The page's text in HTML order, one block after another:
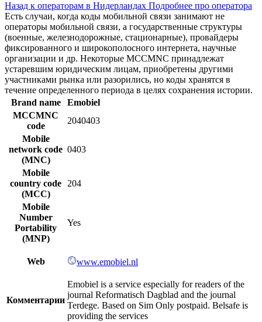
Назад к операторам в Нидерландах Подробнее про оператора
Есть случаи, когда коды мобильной связи занимают не
операторы мобильной связи, а государственные структуры
(военные, железнодорожные, стационарные), провайдеры
фиксированного и широкополосного интернета, научные
организации и др. Некоторые MCCMNC принадлежат
устаревшим юридическим лицам, приобретены другими
участниками рынка или разорились, но коды хранятся в
течение определенного периода в целях сохранения истории.
Brand name
Emobiel
MCCMNC
code
2040403
Mobile
network code
(MNC)
0403
Mobile
country code
(MCC)
204
Mobile
Number
Portability
(MNP)
Yes
Web www.emobiel.nl
Комментарии
Emobiel is a service especially for readers of the
journal Reformatisch Dagblad and the journal
Terdege. Based on Sim Only postpaid. Belsafe is
providing the services